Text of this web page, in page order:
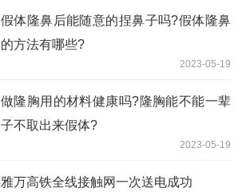
假体隆鼻后能随意的捏鼻子吗?假体隆鼻
的方法有哪些?
2023-05-19
做隆胸用的材料健康吗?隆胸能不能一辈
子不取出来假体?
2023-05-19
雅万高铁全线接触网一次送电成功